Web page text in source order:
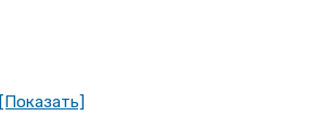
[Показать]